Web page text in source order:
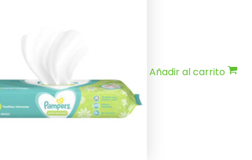
Añadir al carrito